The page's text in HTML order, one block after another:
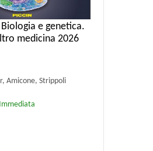
e genetica.
medicina 2026
Amicone, Strippoli
Immediata